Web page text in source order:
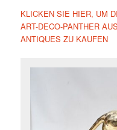
KLICKEN SIE HIER, UM
ART-DECO-PANTHER
ANTIQUES ZU KAUFEN